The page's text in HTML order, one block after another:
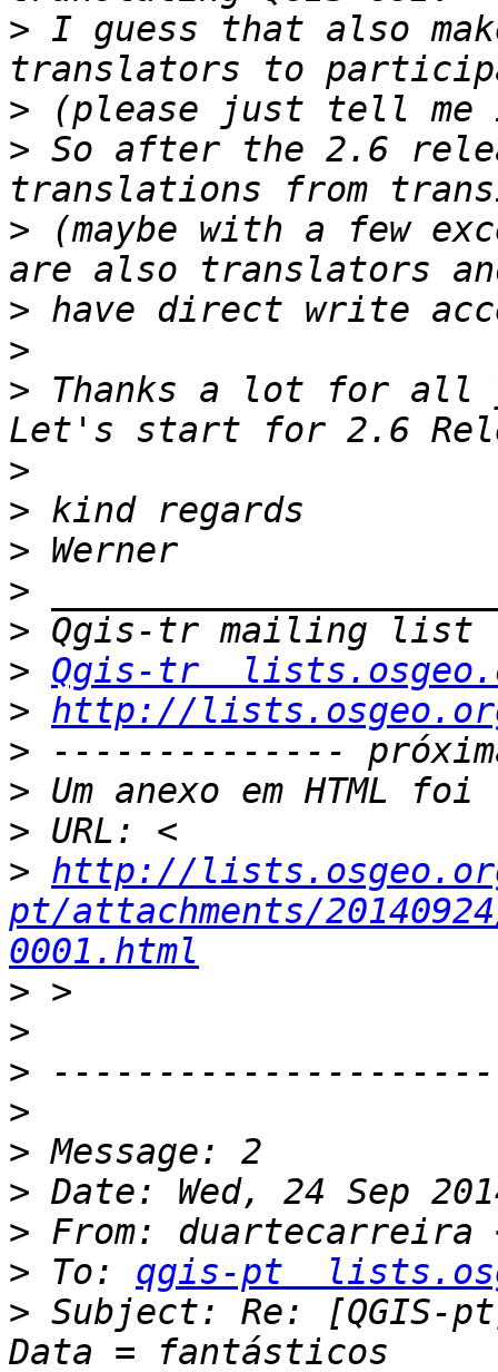
> I guess that also
>
> So after the 2.6
> (maybe with a few
>
>
> Thanks a lot for all
>
>
>
>
>
> Qgis-tr
> http://
>
>
>
> http://
pt/attachments/
0001.html
>
>
>
>
>
>
> From: duartecarreira
> To: qgis-pt
> Subject: Re: [QGIS-